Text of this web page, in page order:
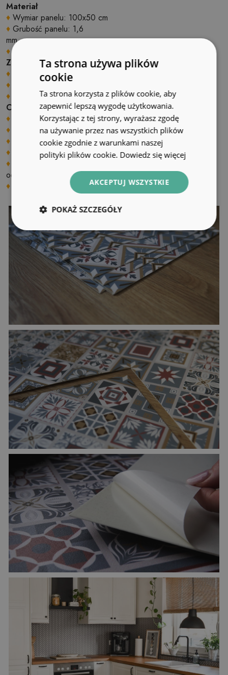
Materiał
♦ Wymiar panelu: 100x50 cm
♦ Grubość panelu: 1,6
mm
♦Materiał: Winyl wzmocniony siatką PES z klejem
Zastosowanie
♦ Wnętrza pomieszczeń;
♦ Ściany, podłogi, sufity;
♦ Może być naklejony na panele, kafelki, metal czy farbę.
Cechy produktu
♦ Gładka i struktura;
♦ Szybki i łatwy montaż;
♦ Możliwość samodzielnego docinania na wymiar;
♦ Cyfrowy nadruk przy użyciu ekologicznych tuszy
♦ Odporny na ścieranie, uszkodzenia mechaniczne,
odbarwienia i promieniowanie UV
♦ Zakres temperatur stosowania: od –10 C do +60 C;
Ta strona używa plików
cookie
Ta strona korzysta z plików cookie, aby
zapewnić lepszą wygodę użytkowania.
Korzystając z tej strony, wyrażasz zgodę
na używanie przez nas wszystkich plików
cookie zgodnie z warunkami naszej
polityki plików cookie. Dowiedz się więcej
AKCEPTUJ WSZYSTKIE
POKAŻ SZCZEGÓŁY